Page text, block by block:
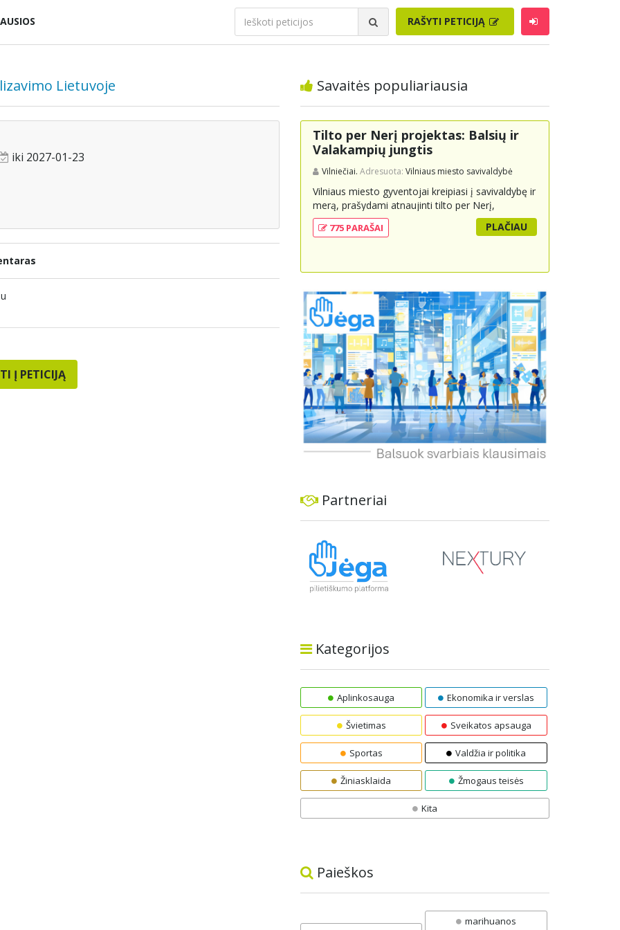
RAŠYTI PETICIJĄ
Lietuvoje
iki 2027-01-23
Į PETICIJĄ
Savaitės populiariausia
Tilto per Nerį projektas: Balsių ir
Valakampių jungtis
Vilniečiai. Adresuota: Vilniaus miesto savivaldybė
Vilniaus miesto gyventojai kreipiasi į savivaldybę ir
merą, prašydami atnaujinti tilto per Nerį,
jungiančio Balsių ir Valakampių kryptis, projektą ir
įtraukti jį į miesto strateginius susisiekimo planus.
plėtrą bei darnų judumą, suteikdamas daugiau
susisiekimo galimybių tiek automobiliams, tiek
viešajam transportui, pėstiesiems ir
dviratininkams. Gyventojai ragina atlikti techninę,
ekonominę ir transporto analizę, organizuoti
viešas konsultacijas ir integruoti projektą į
ilgalaikius miesto planus, siekiant užtikrinti
transporto sistemos patikimumą ir prisitaikymą
prie sparčiai augančio miesto poreikių.
775 PARAŠAI PLAČIAU
Partneriai
Kategorijos
Aplinkosauga Ekonomika ir verslas
Švietimas Sveikatos apsauga
Sportas Valdžia ir politika
Žiniasklaida Žmogaus teisės
Kita
Paieškos
marihuanos